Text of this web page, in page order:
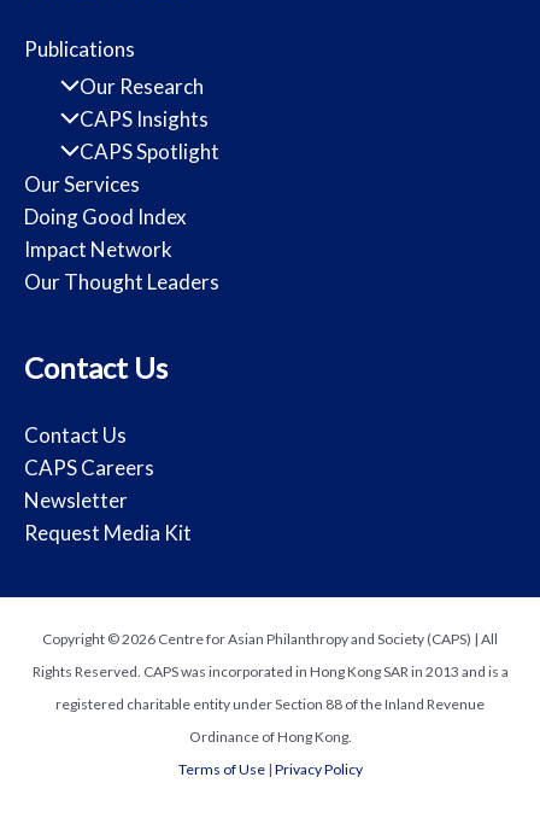
Publications
Our Research
CAPS Insights
CAPS Spotlight
Our Services
Doing Good Index
Impact Network
Our Thought Leaders
Contact Us
Contact Us
CAPS Careers
Newsletter
Request Media Kit
Copyright © 2026 Centre for Asian Philanthropy and Society (CAPS) | All
Rights Reserved. CAPS was incorporated in Hong Kong SAR in 2013 and is a
registered charitable entity under Section 88 of the Inland Revenue
Ordinance of Hong Kong.
Terms of Use| Privacy Policy